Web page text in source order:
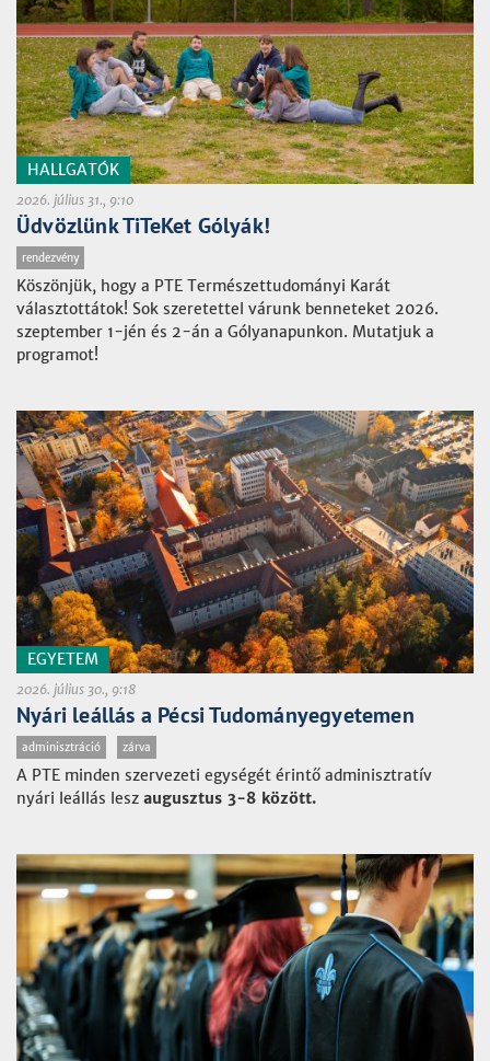
HALLGATÓK
2026. július 31., 9:10
Üdvözlünk TiTeKet Gólyák!
rendezvény
Köszönjük, hogy a PTE Természettudományi Karát
választottátok! Sok szeretettel várunk benneteket 2026.
szeptember 1-jén és 2-án a Gólyanapunkon. Mutatjuk a
programot!
EGYETEM
2026. július 30., 9:18
Nyári leállás a Pécsi Tudományegyetemen
adminisztráció zárva
A PTE minden szervezeti egységét érintő adminisztratív
nyári leállás lesz augusztus 3-8 között.